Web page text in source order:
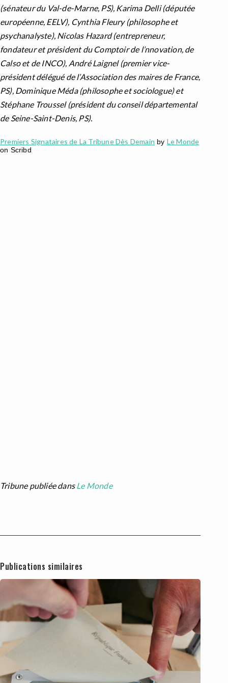
(sénateur du Val-de-Marne, PS), Karima Delli (députée
européenne, EELV), Cynthia Fleury (philosophe et
psychanalyste), Nicolas Hazard (entrepreneur,
fondateur et président du Comptoir de l’nnovation, de
Calso et de INCO), André Laignel (premier vice-
président délégué de l’Association des maires de France,
PS), Dominique Méda (philosophe et sociologue) et
Stéphane Troussel (président du conseil départemental
de Seine-Saint-Denis, PS).
Premiers Signataires de La Tribune Dès Demain by Le Monde
on Scribd
Tribune publiée dansLe Monde
Publications similaires